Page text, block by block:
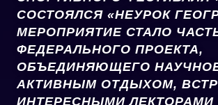
СОСТОЯЛСЯ «НЕУРОК
МЕРОПРИЯТИЕ СТАЛО
ФЕДЕРАЛЬНОГО ПРОЕКТА,
ОБЪЕДИНЯЮЩЕГО
АКТИВНЫМ ОТДЫХОМ,
ИНТЕРЕСНЫМИ